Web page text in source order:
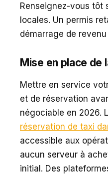
Renseignez-vous tôt
locales. Un permis
démarrage de
Mise en place de
Mettre en service
et de réservation
négociable en 2026.
réservation de taxi
accessible aux
aucun serveur à
initial. Des